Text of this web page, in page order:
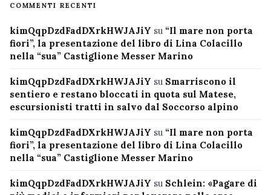
COMMENTI RECENTI
kimQqpDzdFadDXrkHWJAJiY su “Il mare non porta
fiori”, la presentazione del libro di Lina Colacillo
nella “sua” Castiglione Messer Marino
kimQqpDzdFadDXrkHWJAJiY su Smarriscono il
sentiero e restano bloccati in quota sul Matese,
escursionisti tratti in salvo dal Soccorso alpino
kimQqpDzdFadDXrkHWJAJiY su “Il mare non porta
fiori”, la presentazione del libro di Lina Colacillo
nella “sua” Castiglione Messer Marino
kimQqpDzdFadDXrkHWJAJiY su Schlein: «Pagare di